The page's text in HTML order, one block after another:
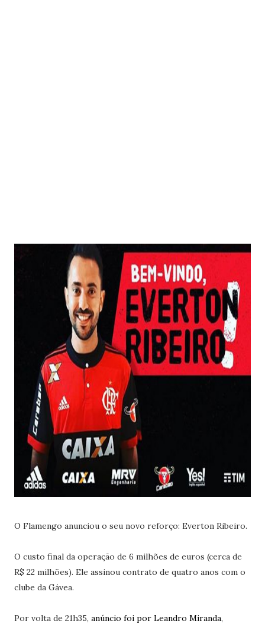
O Flamengo anunciou o seu novo reforço: Everton Ribeiro.
O custo final da operação de 6 milhões de euros (cerca de
R$ 22 milhões). Ele assinou contrato de quatro anos com o
clube da Gávea.
Por volta de 21h35, anúncio foi por Leandro Miranda,